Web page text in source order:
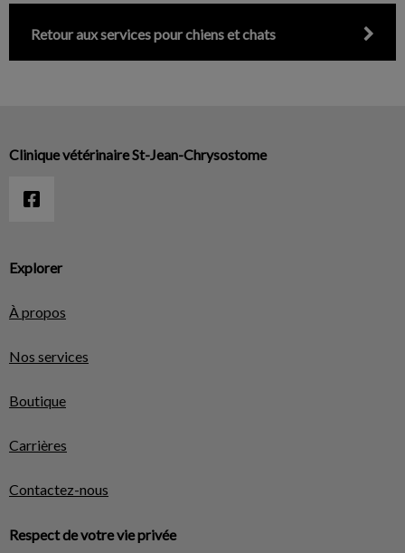
Retour aux services pour chiens et chats
Explorer
À propos
Nos services
Boutique
Carrières
Contactez-nous
Respect de votre vie privée
Clinique vétérinaire St-Jean-Chrysostome